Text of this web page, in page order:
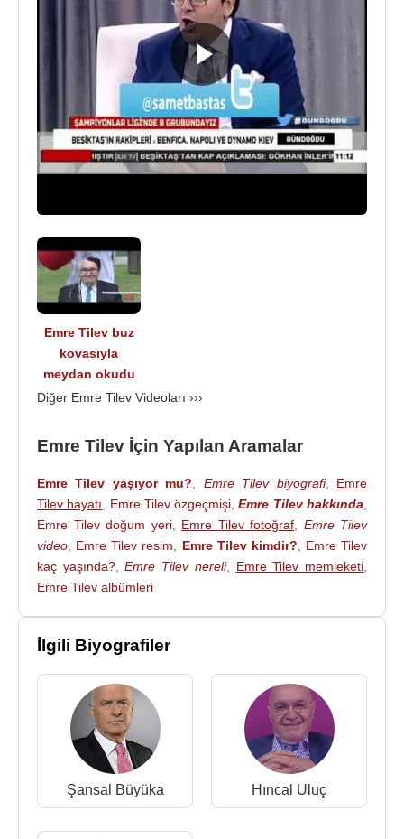
yönetiminde aynı grup içinde
Süperspor kanalının kurulumunda aktif rol oynadı.
Bu kanalda İngiltere, Fransa, Almanya, İspanya ve
Portekiz ligi anlatımları yanında yine Formula 1 ve
Basketbol maçlarının spikerlik ve değişik
programların sunuculuk görevini üstlendi.
1998-2001 yılları arasındaHıncal Uluç
2004 yılının Şubat ayına kadar Show Radyo ile aynı
anda Radyo D de maç anlattı.
İspanya maçlarını anlattı. Show Radyo'da 11 yılın
görsel haber kategorisinde derecelere girdi.
2004 yılında Atv, Ciner Grubu’na transfer olan Tilev,
hemSabah gazetesive Fotomaç
’ta yazarlık
görevi yanında MTV kanalı kurulumunda görev aldı.
ATV
kanalında yayınlanan Türkiye Basketbol Ligi
maçlarının spikerlik görevini üstlendi. 2004-2008
sundu.
2006'de Dünya kupasında yer aldı. Yerinden 45
gün izledi ve maç anlatımları yaptı. 2006 yılında
tekrar
İlker Yasin
ile beraber çalışmaya başladı.
2009'da D Smart kurulumunda yer aldı.
Emre Tilev, evlidir. Buğra Emrecan Tilev adında bir
oğlu vardır.
Emre Tilev buz
kovasıyla
meydan okudu
Diğer Emre Tilev Videoları ›››
Emre Tilev İçin Yapılan Aramalar
Emre Tilev yaşıyor mu?, Emre Tilev biyografi, Emre
Tilev hayatı, Emre Tilev özgeçmişi,Emre Tilev hakkında,
Emre Tilev doğum yeri, Emre Tilev fotoğraf, Emre Tilev
video, Emre Tilev resim, Emre Tilev kimdir?, Emre Tilev
kaç yaşında?,Emre Tilev nereli, Emre Tilev memleketi,
Emre Tilev albümleri
İlgili Biyografiler
Şansal Büyüka Hıncal Uluç